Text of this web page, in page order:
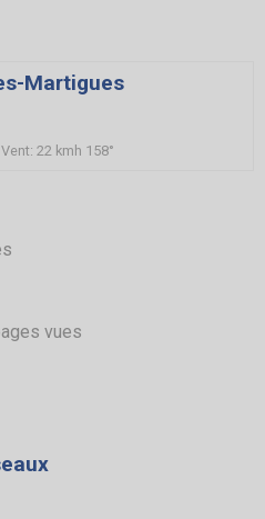
Martigues
22 kmh 158°
vues